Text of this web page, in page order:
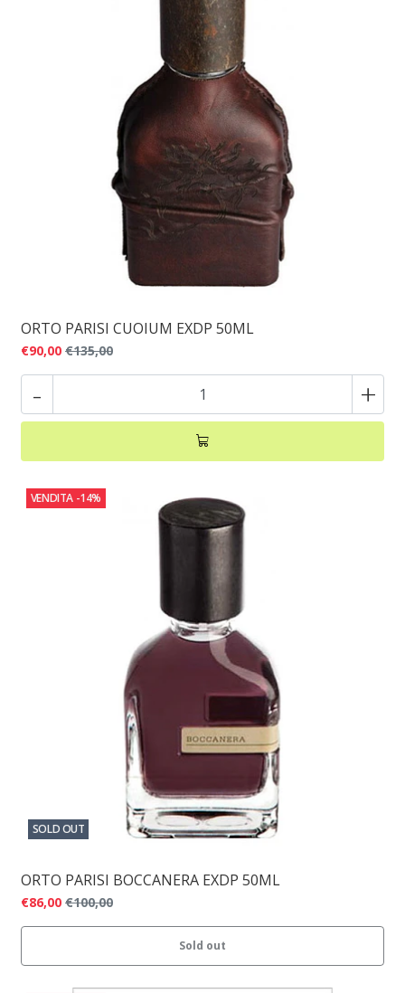
ORTO PARISI CUOIUM EXDP 50ML
€90,00 €135,00
- +
VENDITA -14%
SOLD OUT
ORTO PARISI BOCCANERA EXDP 50ML
€86,00 €100,00
Sold out